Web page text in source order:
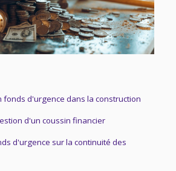
fonds d'urgence dans la construction
d'un coussin financier
d'urgence sur la continuité des